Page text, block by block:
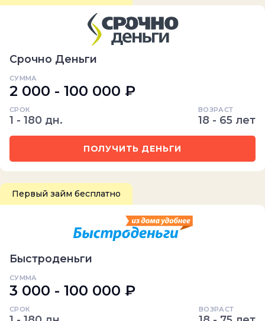
Срочно Деньги
СУММА
2 000 - 100 000 ₽
СРОК
1 - 180 дн.
ВОЗРАСТ
18 - 65 лет
ПОЛУЧИТЬ ДЕНЬГИ
Первый займ бесплатно
Быстроденьги
СУММА
3 000 - 100 000 ₽
СРОК ВОЗРАСТ